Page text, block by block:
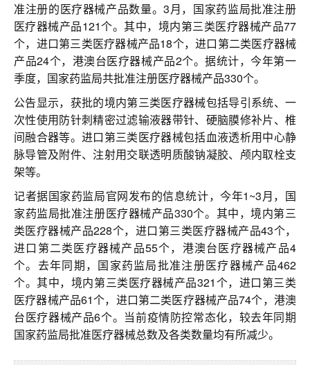
服务支持
联系我们
准注册的医疗器械产品数量。3月，国家药监局批准注册
医疗器械产品121个。其中，境内第三类医疗器械产品77
个，进口第三类医疗器械产品18个，进口第二类医疗器械
产品24个，港澳台医疗器械产品2个。据统计，今年第一
季度，国家药监局共批准注册医疗器械产品330个。
公告显示，获批的境内第三类医疗器械包括导引系统、一
次性使用防针刺精密过滤输液器带针、硬脑膜修补片、椎
间融合器等。进口第三类医疗器械包括血液透析用中心静
脉导管及附件、注射用交联透明质酸钠凝胶、颅内取栓支
架等。
记者据国家药监局官网发布的信息统计，今年1~3月，国
家药监局批准注册医疗器械产品330个。其中，境内第三
类医疗器械产品228个，进口第三类医疗器械产品43个，
进口第二类医疗器械产品55个，港澳台医疗器械产品4
个。去年同期，国家药监局批准注册医疗器械产品462
个。其中，境内第三类医疗器械产品321个，进口第三类
医疗器械产品61个，进口第二类医疗器械产品74个，港澳
台医疗器械产品6个。当前疫情防控常态化，较去年同期
国家药监局批准医疗器械总数及各类数量均有所减少。